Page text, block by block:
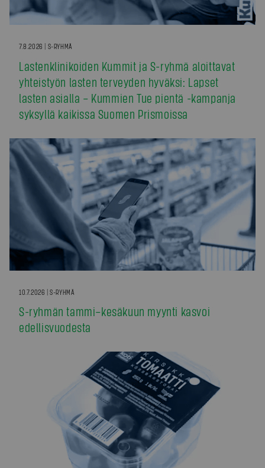
7.8.2026 | S-RYHMÄ
Lastenklinikoiden Kummit ja S-ryhmä aloittavat
yhteistyön lasten terveyden hyväksi: Lapset
lasten asialla – Kummien Tue pientä -kampanja
syksyllä kaikissa Suomen Prismoissa
10.7.2026 | S-RYHMÄ
S-ryhmän tammi–kesäkuun myynti kasvoi
edellisvuodesta